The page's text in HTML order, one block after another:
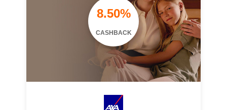
8.50%
CASHBACK